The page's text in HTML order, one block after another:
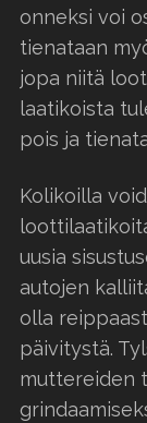
onneksi voi
tienataan
jopa niitä
laatikoista
pois ja
Kolikoilla
uusia
autojen
olla
päivitystä.
muttereiden